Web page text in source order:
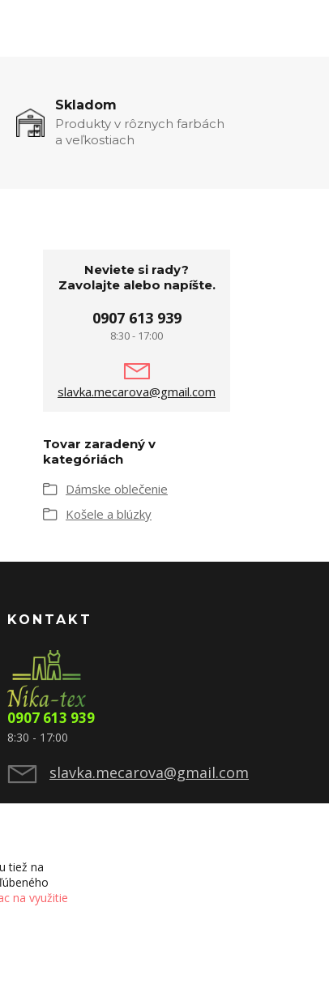
Skladom
Produkty v rôznych farbách
a veľkostiach
Neviete si rady?
Zavolajte alebo napíšte.
0907 613 939
8:30 - 17:00
slavka.mecarova@gmail.com
Tovar zaradený v
kategóriách
Dámske oblečenie
Košele a blúzky
KONTAKT
0907 613 939
8:30 - 17:00
slavka.mecarova@gmail.com
tiež na
na využitie